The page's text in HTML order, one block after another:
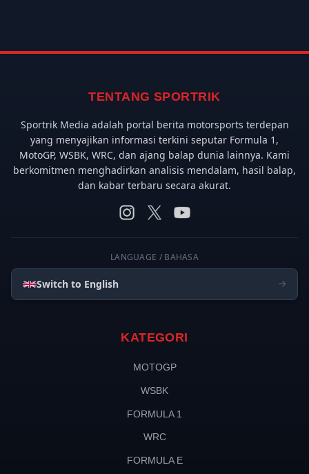
TENTANG SPORTRIK
Sportrik Media adalah portal berita motorsports terdepan
yang menyajikan informasi terkini seputar Formula 1,
MotoGP, WSBK, WRC, dan ajang balap dunia lainnya. Kami
berkomitmen menghadirkan analisis mendalam, hasil balap,
dan kabar terbaru secara akurat.
LANGUAGE / BAHASA
Switch to English
KATEGORI
MOTOGP
WSBK
FORMULA 1
WRC
FORMULA E